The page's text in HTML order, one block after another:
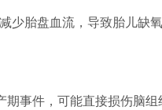
少胎盘血流，导致胎儿缺
期事件，可能直接损伤脑组